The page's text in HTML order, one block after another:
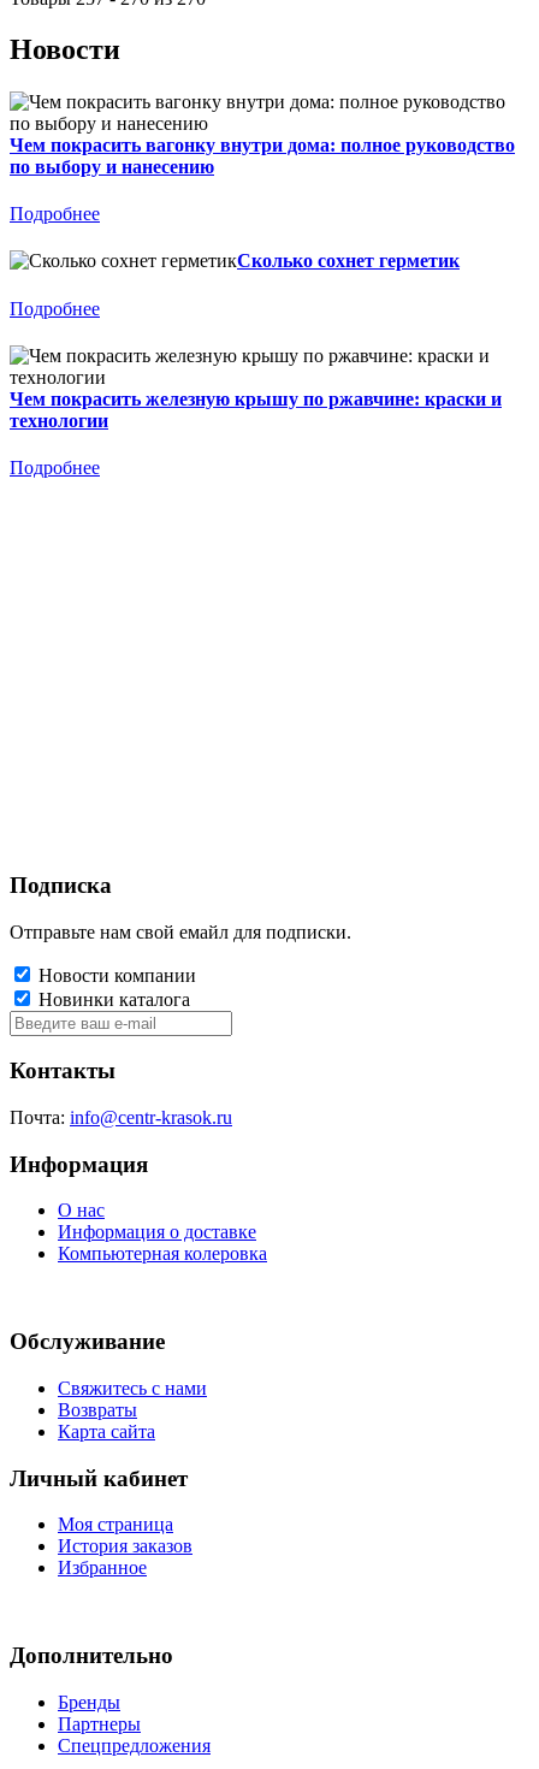
Новости
Чем покрасить вагонку внутри дома: полное руководство
по выбору и нанесению
Подробнее
Сколько сохнет герметик
Подробнее
Чем покрасить железную крышу по ржавчине: краски и
технологии
Подробнее
Подписка
Отправьте нам свой емайл для подписки.
Новости компании
Новинки каталога
Контакты
Почта: info@centr-krasok.ru
Информация
О нас
Информация о доставке
Компьютерная колеровка
Обслуживание
Свяжитесь с нами
Возвраты
Карта сайта
Личный кабинет
Моя страница
История заказов
Избранное
Дополнительно
Бренды
Партнеры
Спецпредложения